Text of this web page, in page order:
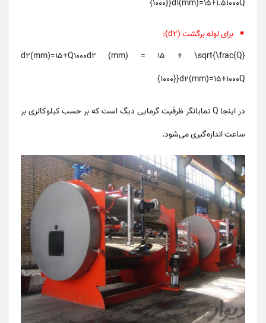
{1000}}d1(mm)=15+1.51000Q
برای لوله برگشت (d2):
d2(mm)=15+Q1000d2 (mm) = 15 + \sqrt{\frac{Q}
{1000}}d2(mm)=15+1000Q
در اینجا Qنمایانگرظرفیت گرمایی دیگاست که بر حسبکیلوکالریبر
ساعت اندازه‌گیری می‌شود.